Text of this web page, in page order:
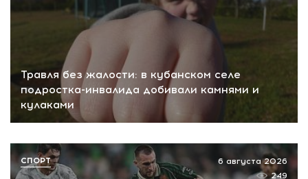
Травля без жалости: в кубанском селе
подростка-инвалида добивали камнями и
кулаками
6 августа 2026
249
СПОРТ